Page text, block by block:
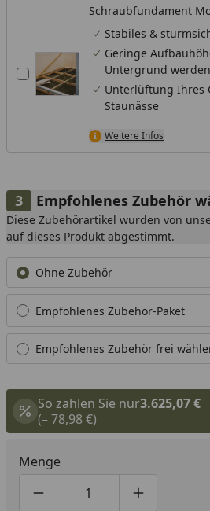
Schraubfundament
Stabiles &
Geringe
Untergrund
Unterlüftung Ihres
Staunässe
Weitere Infos
Empfohlenes Zubehör
Diese Zubehörartikel wurden von
auf dieses Produkt abgestimmt.
Ohne Zubehör
Empfohlenes Zubehör-Paket
Empfohlenes Zubehör frei
So zahlen Sie nur3.625,07 €
(– 78,98 €)
Menge
Produktmenge um eins
Produktmenge